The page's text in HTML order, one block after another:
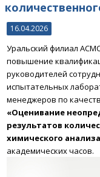
16.04.2026
Уральский филиал
повышение
руководителей
испытательных
менеджеров по
«Оценивание
результатов
химического
академических часов.